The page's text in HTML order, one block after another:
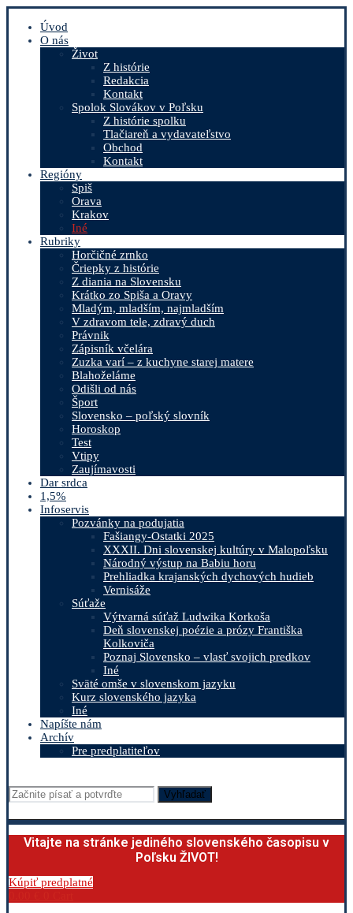
Úvod
O nás
Život
Z histórie
Redakcia
Kontakt
Spolok Slovákov v Poľsku
Z histórie spolku
Tlačiareň a vydavateľstvo
Obchod
Kontakt
Regióny
Spiš
Orava
Krakov
Iné
Rubriky
Horčičné zrnko
Čriepky z histórie
Z diania na Slovensku
Krátko zo Spiša a Oravy
Mladým, mladším, najmladším
V zdravom tele, zdravý duch
Právnik
Zápisník včelára
Zuzka varí – z kuchyne starej matere
Blahoželáme
Odišli od nás
Šport
Slovensko – poľský slovník
Horoskop
Test
Vtipy
Zaujímavosti
Dar srdca
1,5%
Infoservis
Pozvánky na podujatia
Fašiangy-Ostatki 2025
XXXII. Dni slovenskej kultúry v Malopoľsku
Národný výstup na Babiu horu
Prehliadka krajanských dychových hudieb
Vernisáže
Súťaže
Výtvarná súťaž Ludwika Korkoša
Deň slovenskej poézie a prózy Františka
Kolkoviča
Poznaj Slovensko – vlasť svojich predkov
Iné
Sväté omše v slovenskom jazyku
Kurz slovenského jazyka
Iné
Napíšte nám
Archív
Pre predplatiteľov
Vyhľadať
Vitajte na stránke jediného slovenského časopisu v
Poľsku ŽIVOT!
Kúpiť predplatné